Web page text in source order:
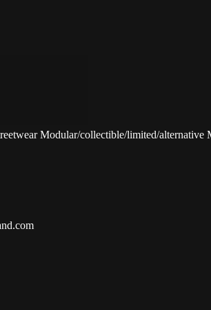
Modular/collectible/limited/